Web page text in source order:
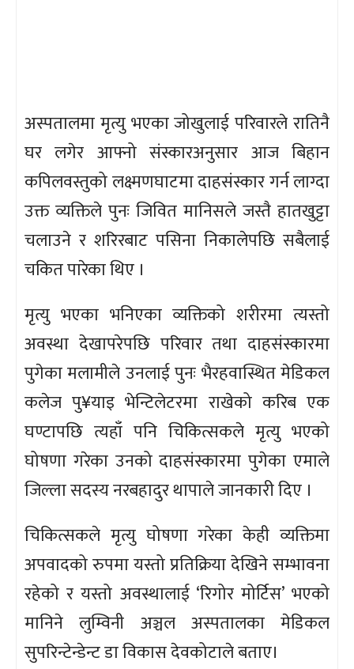
अस्पतालमा मृत्यु भएका जोखुलाई परिवारले रातिनै
घर लगेर आफ्नो संस्कारअनुसार आज बिहान
कपिलवस्तुको लक्ष्मणघाटमा दाहसंस्कार गर्न लाग्दा
उक्त व्यक्तिले पुनः जिवित मानिसले जस्तै हातखुट्टा
चलाउने र शरिरबाट पसिना निकालेपछि सबैलाई
चकित पारेका थिए ।
मृत्यु भएका भनिएका व्यक्तिको शरीरमा त्यस्तो
अवस्था देखापरेपछि परिवार तथा दाहसंस्कारमा
पुगेका मलामीले उनलाई पुनः भैरहवास्थित मेडिकल
कलेज पु¥याइ भेन्टिलेटरमा राखेको करिब एक
घण्टापछि त्यहाँ पनि चिकित्सकले मृत्यु भएको
घोषणा गरेका उनको दाहसंस्कारमा पुगेका एमाले
जिल्ला सदस्य नरबहादुर थापाले जानकारी दिए ।
चिकित्सकले मृत्यु घोषणा गरेका केही व्यक्तिमा
अपवादको रुपमा यस्तो प्रतिक्रिया देखिने सम्भावना
रहेको र यस्तो अवस्थालाई ‘रिगोर मोर्टिस’ भएको
मानिने लुम्विनी अञ्चल अस्पतालका मेडिकल
सुपरिन्टेन्डेन्ट डा विकास देवकोटाले बताए।